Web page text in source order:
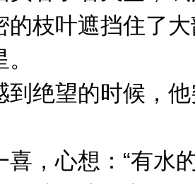
的枝叶遮挡住了
到绝望的时候，
喜，心想：“有水